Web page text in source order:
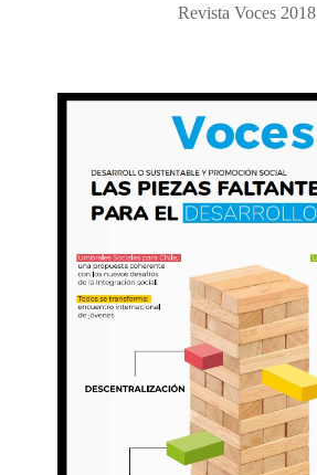
Revista Voces 2018